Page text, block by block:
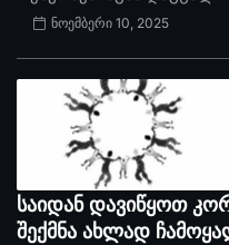
ნოემბერი 10, 2025
საიდან დავიწყოთ
შექმნა ახლად